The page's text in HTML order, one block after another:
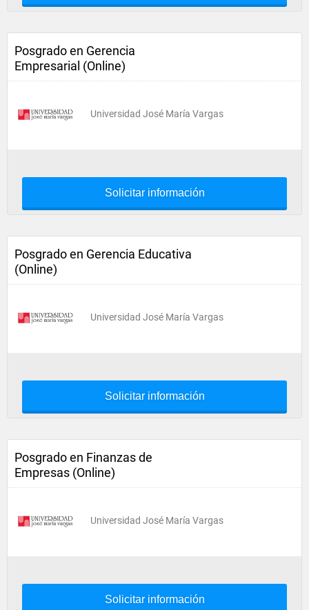
Posgrado en Gerencia
Empresarial (Online)
Universidad José María Vargas
Solicitar información
Posgrado en Gerencia Educativa
(Online)
Universidad José María Vargas
Solicitar información
Posgrado en Finanzas de
Empresas (Online)
Universidad José María Vargas
Solicitar información